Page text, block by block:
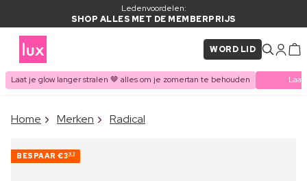
Ledenvoordelen:
SHOP ALLES MET DE MEMBERPRIJS
WORD LID
Laat je glow langer stralen 🤎 alles om je zomertan te behouden
ITEM TOEGEVOEGD AAN
Home Merken Radical
BESPAAR €3 93